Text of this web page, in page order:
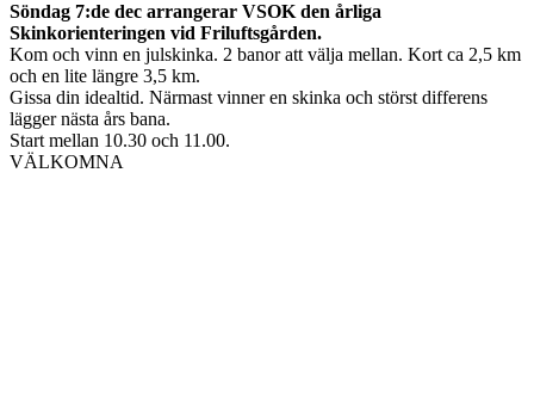
Söndag 7:de dec arrangerar VSOK den årliga
Skinkorienteringen vid Friluftsgården.
Kom och vinn en julskinka. 2 banor att välja mellan. Kort ca 2,5 km
och en lite längre 3,5 km.
Gissa din idealtid. Närmast vinner en skinka och störst differens
lägger nästa års bana.
Start mellan 10.30 och 11.00.
VÄLKOMNA